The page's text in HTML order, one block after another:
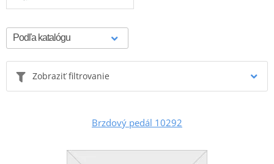
Zobraziť filtrovanie
Brzdový pedál 10292